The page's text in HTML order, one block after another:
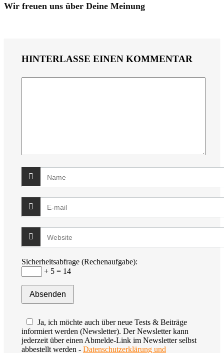
Wir freuen uns über Deine Meinung
HINTERLASSE EINEN KOMMENTAR
Sicherheitsabfrage (Rechenaufgabe):
+ 5 = 14
Ja, ich möchte auch über neue Tests & Beiträge
informiert werden (Newsletter). Der Newsletter kann
jederzeit über einen Abmelde-Link im Newsletter selbst
abbestellt werden - Datenschutzerklärung und